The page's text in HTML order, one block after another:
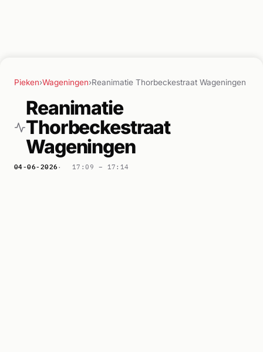
Pieken›Wageningen›Reanimatie Thorbeckestraat Wageningen
Reanimatie
Thorbeckestraat
Wageningen
04-06-2026 17:09 – 17:14